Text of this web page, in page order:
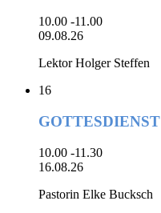
10.00 -11.00
09.08.26
Lektor Holger Steffen
16
GOTTESDIENST
10.00 -11.30
16.08.26
Pastorin Elke Bucksch